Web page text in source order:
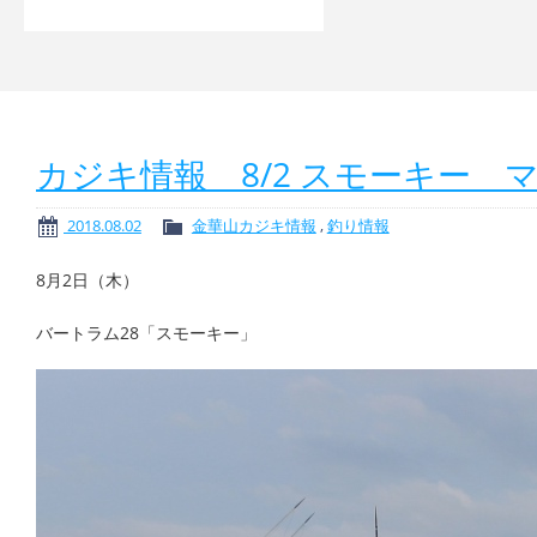
カジキ情報 8/2 スモーキー
2018.08.02 金華山カジキ情報 ,釣り情報
8月2日（木）
バートラム28「スモーキー」